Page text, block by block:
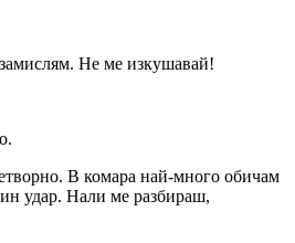
Не ме изкушавай!
В комара най-много обичам
удар. Нали ме разбираш,